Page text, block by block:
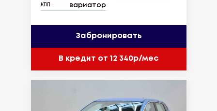
КПП: вариатор
Забронировать
В кредит от 12 340р/мес